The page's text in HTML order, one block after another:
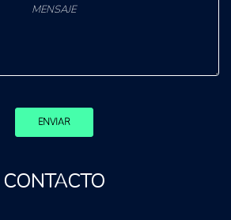
ENVIAR
CONTACTO